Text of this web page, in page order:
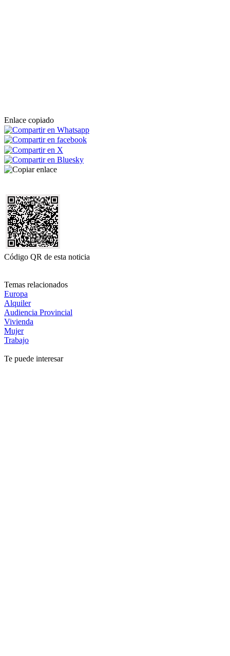
Enlace copiado
Código QR de esta noticia
Temas relacionados
Europa
Alquiler
Audiencia Provincial
Vivienda
Mujer
Trabajo
Te puede interesar